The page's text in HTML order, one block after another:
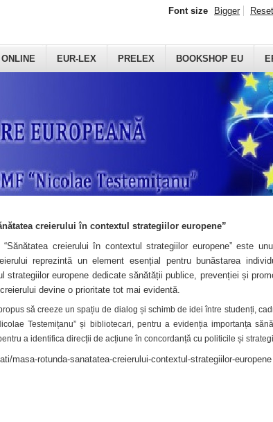
ONLINE EUR-LEX PRELEX BOOKSHOP EU
Font size Bigger Reset
creierului în contextul strategiilor europene”
creierului în contextul strategiilor europene” este
reprezintă un element esențial pentru bunăstarea
europene dedicate sănătății publice, prevenției și
devine o prioritate tot mai evidentă.
să creeze un spațiu de dialog și schimb de idei între studenți,
Testemițanu” și bibliotecari, pentru a evidenția importanța
a identifica direcții de acțiune în concordanță cu politicile și
masa-rotunda-sanatatea-creierului-contextul-strategiilor-europene